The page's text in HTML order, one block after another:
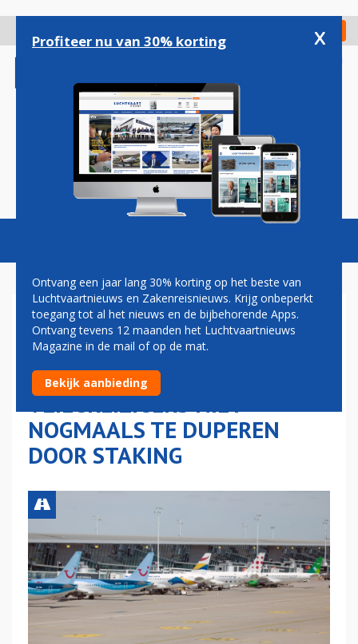
gaan
Check in
Magazine Podcasts Vacatures
BELGISCHE
LUCHTVAARTSECTOR ROEPT
BONDEN OP OM
VLIEGREIZIGERS NIET
NOGMAALS TE DUPEREN
DOOR STAKING
Profiteer nu van 30% korting x
Ontvang een jaar lang 30% korting op het beste van
Luchtvaartnieuws en Zakenreisnieuws. Krijg onbeperkt
toegang tot al het nieuws en de bijbehorende Apps.
Ontvang tevens 12 maanden het Luchtvaartnieuws
Magazine in de mail of op de mat.
Bekijk aanbieding